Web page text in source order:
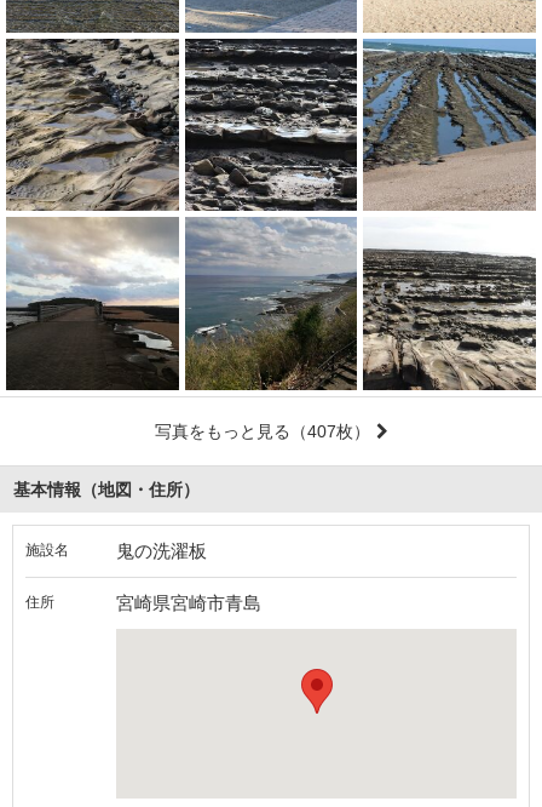
写真をもっと見る （407枚）
基本情報（地図・住所）
施設名 鬼の洗濯板
住所 宮崎県宮崎市青島